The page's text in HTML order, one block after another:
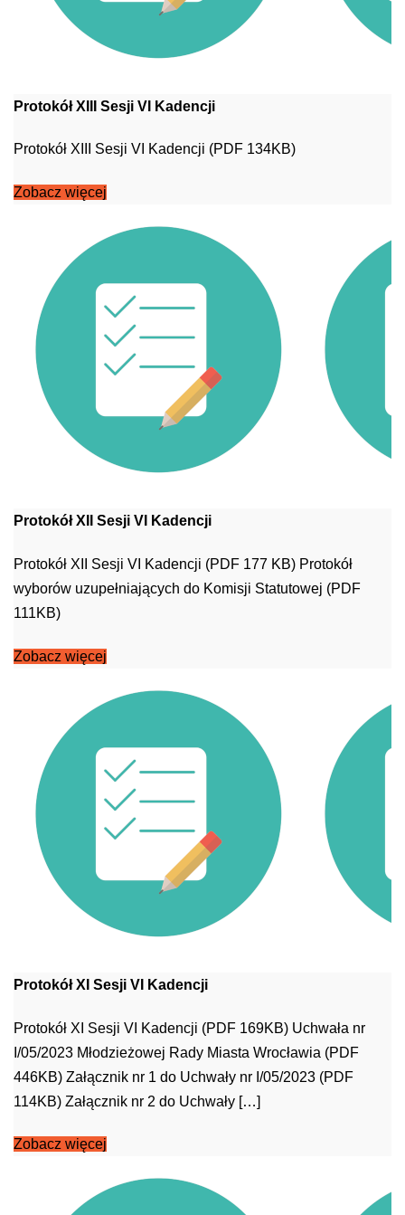
Protokół XIII Sesji VI Kadencji
Protokół XIII Sesji VI Kadencji (PDF 134KB)
Zobacz więcej
Protokół XII Sesji VI Kadencji
Protokół XII Sesji VI Kadencji (PDF 177 KB) Protokół
wyborów uzupełniających do Komisji Statutowej (PDF
111KB)
Zobacz więcej
Protokół XI Sesji VI Kadencji
Protokół XI Sesji VI Kadencji (PDF 169KB) Uchwała nr
I/05/2023 Młodzieżowej Rady Miasta Wrocławia (PDF
446KB) Załącznik nr 1 do Uchwały nr I/05/2023 (PDF
114KB) Załącznik nr 2 do Uchwały […]
Zobacz więcej